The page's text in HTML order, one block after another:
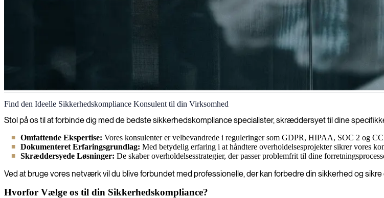
Sikkerhedskompliance
Vi tilbyder skræddersyede sikkerheds- og compliance-løsninger, der beskytter din virksomhed mod trusler og
Find den Ideelle Sikkerhedskompliance Konsulent til din Virksomhed
Stol på os til at forbinde dig med de bedste sikkerhedskompliance specialister, skræddersyet til dine
Omfattende Ekspertise: Vores konsulenter er velbevandrede i reguleringer som GDPR, HIPAA, SOC 2 og
Dokumenteret Erfaringsgrundlag: Med betydelig erfaring i at håndtere overholdelsesprojekter sikrer vores
Skræddersyede Løsninger: De skaber overholdelsesstrategier, der passer problemfrit til dine
Ved at bruge vores netværk vil du blive forbundet med professionelle, der kan forbedre din sikkerhed og
Hvorfor Vælge os til din Sikkerhedskompliance?